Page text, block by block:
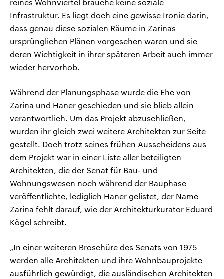
reines Wohnviertel brauche keine soziale
Infrastruktur. Es liegt doch eine gewisse Ironie darin,
dass genau diese sozialen Räume in Zarinas
ursprünglichen Plänen vorgesehen waren und sie
deren Wichtigkeit in ihrer späteren Arbeit auch immer
wieder hervorhob.
Während der Planungsphase wurde die Ehe von
Zarina und Haner geschieden und sie blieb allein
verantwortlich. Um das Projekt abzuschließen,
wurden ihr gleich zwei weitere Architekten zur Seite
gestellt. Doch trotz seines frühen Ausscheidens aus
dem Projekt war in einer Liste aller beteiligten
Architekten, die der Senat für Bau- und
Wohnungswesen noch während der Bauphase
veröffentlichte, lediglich Haner gelistet, der Name
Zarina fehlt darauf, wie der Architekturkurator Eduard
Kögel schreibt.
„In einer weiteren Broschüre des Senats von 1975
werden alle Architekten und ihre Wohnbauprojekte
ausführlich gewürdigt, die ausländischen Architekten